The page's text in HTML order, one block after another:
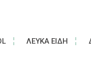
ΛΕΥΚΆ ΕΊΔΗ